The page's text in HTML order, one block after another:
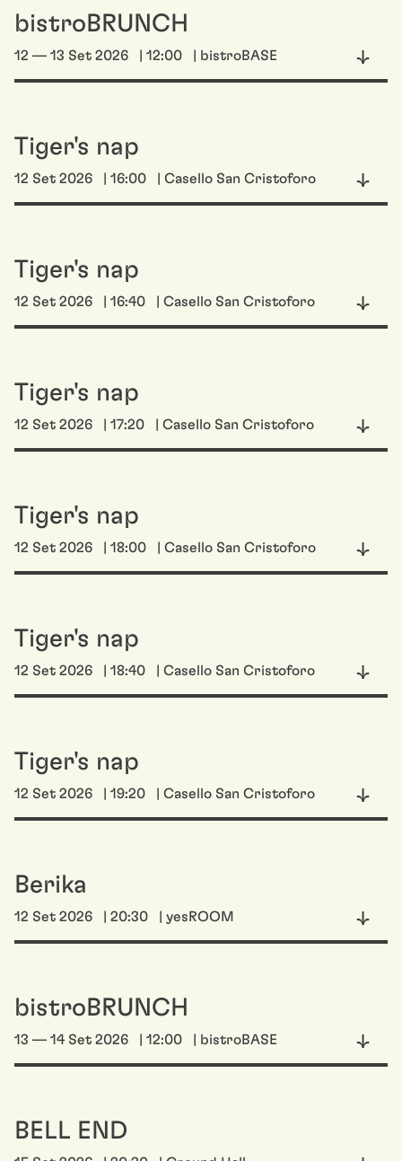
bistroBRUNCH
12 — 13 Set 2026 | 12:00 | bistroBASE
Tiger's nap
12 Set 2026 | 16:00 | Casello San Cristoforo
Tiger's nap
12 Set 2026 | 16:40 | Casello San Cristoforo
Tiger's nap
12 Set 2026 | 17:20 | Casello San Cristoforo
Tiger's nap
12 Set 2026 | 18:00 | Casello San Cristoforo
Tiger's nap
12 Set 2026 | 18:40 | Casello San Cristoforo
Tiger's nap
12 Set 2026 | 19:20 | Casello San Cristoforo
Berika
12 Set 2026 | 20:30 | yesROOM
bistroBRUNCH
13 — 14 Set 2026 | 12:00 | bistroBASE
BELL END